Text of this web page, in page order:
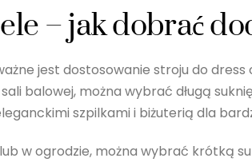
– jak dobrać
jest dostosowanie stroju do dress
balowej, można wybrać długą
szpilkami i biżuterią dla
w ogrodzie, można wybrać krótką